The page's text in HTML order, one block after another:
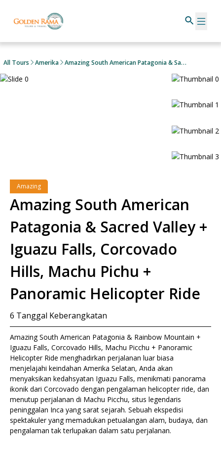
All Tours Amerika Amazing South American Patagonia & Sacred Valley + Iguazu Falls, Corcovado Hills, Machu Pichu + Panoramic Helicopter Ride
Amazing
Amazing South American
Patagonia & Sacred Valley +
Iguazu Falls, Corcovado
Hills, Machu Pichu +
Panoramic Helicopter Ride
6 Tanggal Keberangkatan
Amazing South American Patagonia & Rainbow Mountain +
Iguazu Falls, Corcovado Hills, Machu Picchu + Panoramic
Helicopter Ride menghadirkan perjalanan luar biasa
menjelajahi keindahan Amerika Selatan, Anda akan
menyaksikan kedahsyatan Iguazu Falls, menikmati panorama
ikonik dari Corcovado dengan pengalaman helicopter ride, dan
menutup perjalanan di Machu Picchu, situs legendaris
peninggalan Inca yang sarat sejarah. Sebuah ekspedisi
spektakuler yang memadukan petualangan alam, budaya, dan
pengalaman tak terlupakan dalam satu perjalanan.